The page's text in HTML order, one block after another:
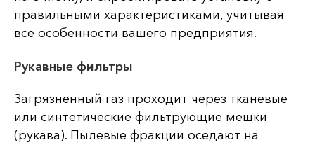
правильными характеристиками, учитывая
все особенности вашего предприятия.
Рукавные фильтры
Загрязненный газ проходит через тканевые
или синтетические фильтрующие мешки
(рукава). Пылевые фракции оседают на